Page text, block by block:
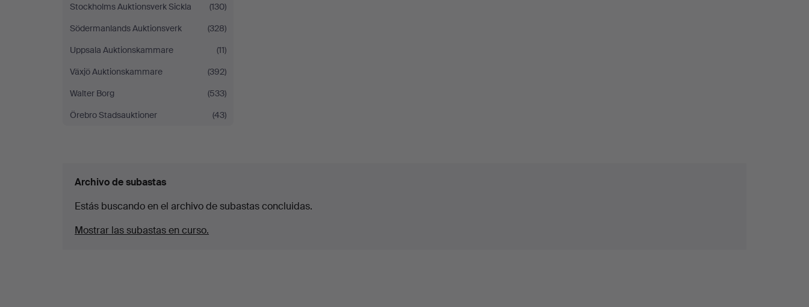
Stockholms Auktionsverk Sickla
(130)
Södermanlands Auktionsverk
(328)
Uppsala Auktionskammare
(11)
Växjö Auktionskammare
(392)
Walter Borg
(533)
Örebro Stadsauktioner
(43)
Archivo de subastas
Estás buscando en el archivo de subastas concluidas.
Mostrar las subastas en curso.